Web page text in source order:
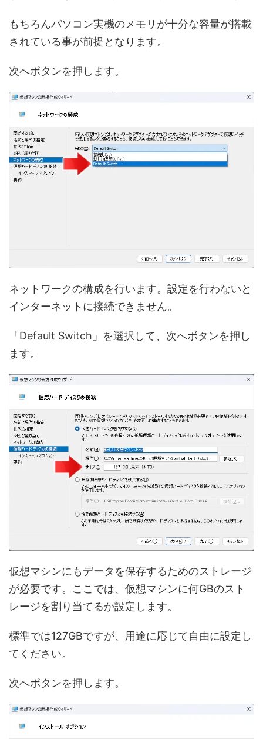
もちろんパソコン実機のメモリが十分な容量が搭載
されている事が前提となります。
次へボタンを押します。
ネットワークの構成を行います。設定を行わないと
インターネットに接続できません。
「Default Switch」を選択して、次へボタンを押し
ます。
仮想マシンにもデータを保存するためのストレージ
が必要です。ここでは、仮想マシンに何GBのスト
レージを割り当てるか設定します。
標準では127GBですが、用途に応じて自由に設定し
てください。
次へボタンを押します。